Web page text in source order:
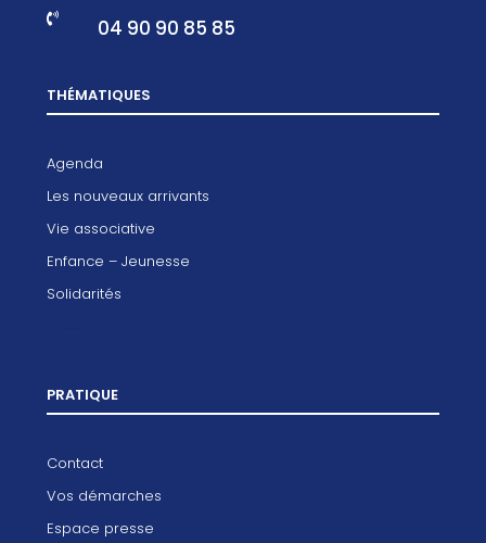
 04 90 90 85 85
THÉMATIQUES
Agenda
Les nouveaux arrivants
Vie associative
Enfance – Jeunesse
Solidarités
PRATIQUE
Contact
Vos démarches
Espace presse